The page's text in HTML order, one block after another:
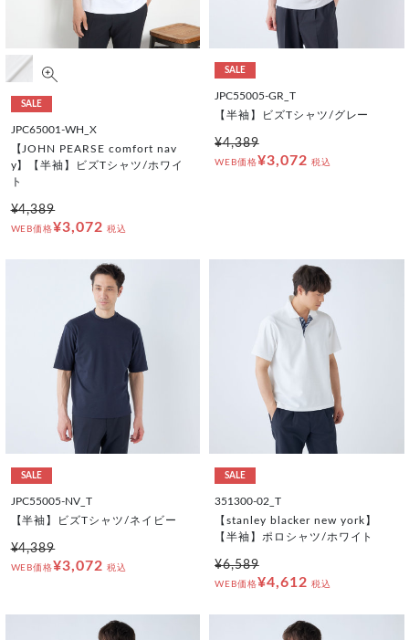
SALE
JPC65001-WH_X
【JOHN PEARSE comfort nav
y】【半袖】ビズTシャツ/ホワイ
ト
¥4,389
WEB価格¥3,072 税込
SALE
JPC55005-GR_T
【半袖】ビズTシャツ/グレー
¥4,389
WEB価格¥3,072 税込
SALE
JPC55005-NV_T
【半袖】ビズTシャツ/ネイビー
¥4,389
WEB価格¥3,072 税込
SALE
351300-02_T
【stanley blacker new york】
【半袖】ポロシャツ/ホワイト
¥6,589
WEB価格¥4,612 税込